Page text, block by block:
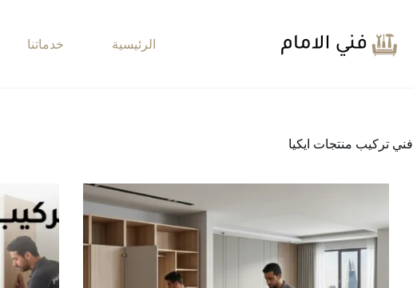
المحتوى
الرئيسية خدماتنا
فني تركيب منتجات ايكيا